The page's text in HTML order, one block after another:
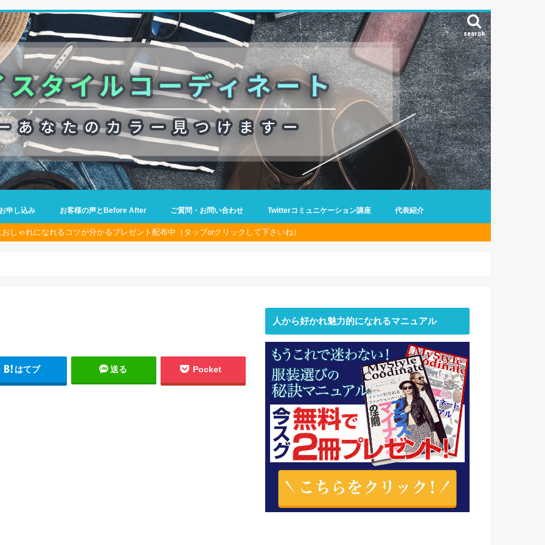
search
申し込み お客様の声とBefore After ご質問・お問い合わせ Twitterコミュニケーション講座 代表紹介
しゃれになれるコツが分かるプレゼント配布中（タップorクリックして下さいね）
はてブ 送る Pocket
人から好かれ魅力的になれるマニュアル